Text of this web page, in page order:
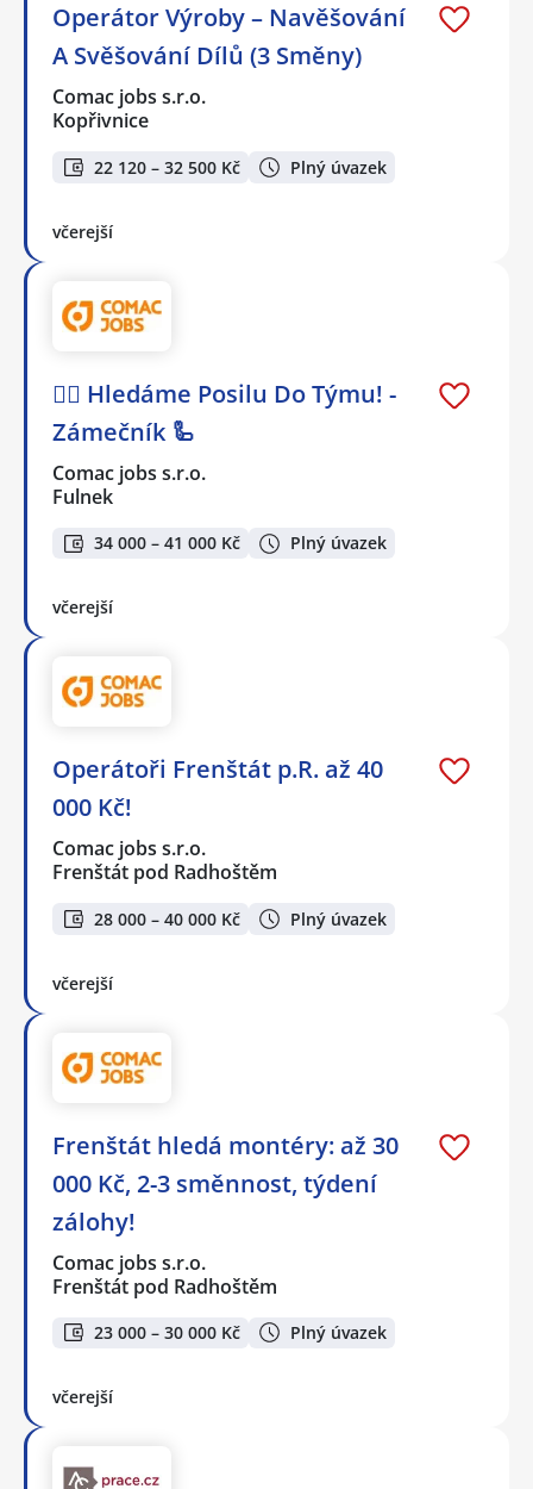
Operátor Výroby – Navěšování
A Svěšování Dílů (3 Směny)
Comac jobs s.r.o.
Kopřivnice
22 120 – 32 500 Kč Plný úvazek
včerejší
🕵️‍♂️ Hledáme Posilu Do Týmu! -
Zámečník 🦾
Comac jobs s.r.o.
Fulnek
34 000 – 41 000 Kč Plný úvazek
včerejší
Operátoři Frenštát p.R. až 40
000 Kč!
Comac jobs s.r.o.
Frenštát pod Radhoštěm
28 000 – 40 000 Kč Plný úvazek
včerejší
Frenštát hledá montéry: až 30
000 Kč, 2-3 směnnost, týdení
zálohy!
Comac jobs s.r.o.
Frenštát pod Radhoštěm
23 000 – 30 000 Kč Plný úvazek
včerejší